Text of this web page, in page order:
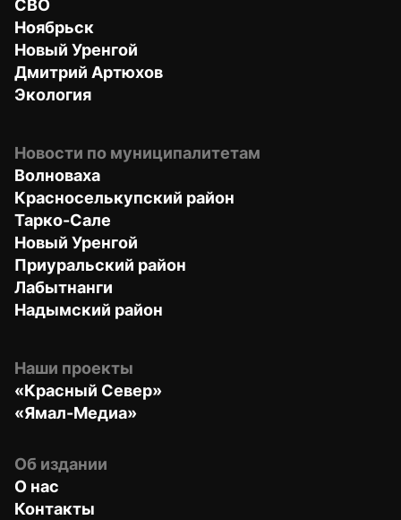
СВО
Ноябрьск
Новый Уренгой
Дмитрий Артюхов
Экология
Новости по муниципалитетам
Волноваха
Красноселькупский район
Тарко-Сале
Новый Уренгой
Приуральский район
Лабытнанги
Надымский район
Наши проекты
«Красный Север»
«Ямал-Медиа»
Об издании
О нас
Контакты